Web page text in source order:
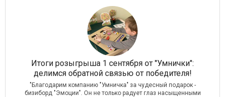
Итоги розыгрыша 1 сентября от "Умнички":
делимся обратной связью от победителя!
"Благодарим компанию "Умничка" за чудесный подарок -
бизиборд "Эмоции". Он не только радует глаз насыщенными